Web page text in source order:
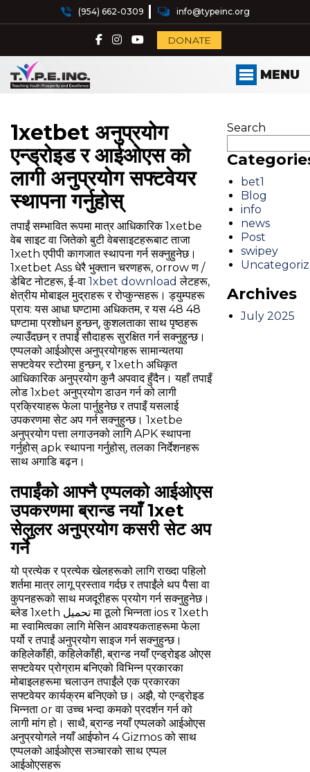
(954) 662-0309 info@typeinc.org
DONATE
MENU
1xetbet अनुप्रयोग
एन्ड्रोइड र आईओएस को
लागी अनुप्रयोग सफ्टवेयर
स्थापना गर्नुहोस्
तपाईं सम्भावित रूपमा मात्र आधिकारिक 1xetbe
वेब साइट वा जितेको बुटी वेबसाइटहरूबाट ताजा
1xeth एपीपी कागजात स्थापना गर्न सक्नुहुनेछ।
1xetbet Ass धेरै भुक्तान चरणहरू, orrow ण /
डेबिट नोटहरू, ई-वा 1xbet download लेटहरू,
क्षेत्रीय मोबाइल मुद्राहरू र रोप्कुन्सहरू। ड्युम्पहरू
प्राय: यस आधा घण्टामा अधिकतम, र यस 48 48
घण्टामा प्रशोधन हुन्छन्, कुशलताका साथ पृष्ठहरू
ल्याउँदछन् र तपाईं सौदाहरू सुरक्षित गर्न सक्नुहुन्छ।
एप्पलको आईओएस अनुप्रयोगहरू सामान्यतया
सफ्टवेयर स्टोरमा हुन्छन्, र 1xeth अधिकृत
आधिकारिक अनुप्रयोग कुनै अपवाद हुँदैन। यहाँ तपाइँ
लोड 1xbet अनुप्रयोग डाउन गर्न को लागी
प्रक्रियाहरू फेला पार्नुहुनेछ र तपाइँ यसलाई
उपकरणमा सेट अप गर्न सक्नुहुन्छ। 1xetbe
अनुप्रयोग पत्ता लगाउनको लागि APK स्थापना
गर्नुहोस् apk स्थापना गर्नुहोस्, तलका निर्देशनहरू
साथ अगाडि बढ्न।
तपाईंको आफ्नै एप्पलको आईओएस
उपकरणमा ब्रान्ड नयाँ 1xet
सेलुलर अनुप्रयोग कसरी सेट अप
गर्ने
यो प्रत्येक र प्रत्येक खेलहरूको लागि राख्दा पहिलो
शर्तमा मात्र लागू प्रस्ताव गर्दछ र तपाईंले थप पैसा वा
कुपनहरूको साथ मजदूरीहरू प्रयोग गर्न सक्नुहुनेछ।
ब्लेड 1xeth تحميل मा ठूलो भिन्नता ios र 1xeth
मा स्वामित्वका लागि मेसिन आवश्यकताहरूमा फेला
पर्यो र तपाईं अनुप्रयोग साइज गर्न सक्नुहुन्छ।
कहिलेकाँही, कहिलेकाँही, ब्रान्ड नयाँ एन्ड्रोइड ओएस
सफ्टवेयर प्रोग्राम बनिएको विभिन्न प्रकारका
मोबाइलहरूमा चलाउन तपाईंले एक प्रकारका
सफ्टवेयर कार्यक्रम बनिएको छ। अझै, यो एन्ड्रोइड
भिन्नता or वा उच्च भन्दा कमको प्रदर्शन गर्न को
लागी मांग हो। साथै, ब्रान्ड नयाँ एप्पलको आईओएस
अनुप्रयोगले नयाँ आईफोन 4 Gizmos को साथ
एप्पलको आईओएस सञ्चारको साथ एप्पल
आईओएसहरू
Search
bet1
Blog
info
news
Post
swipey
Archives
July 2025